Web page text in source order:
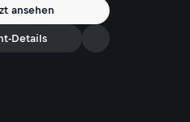
ansehen
Details